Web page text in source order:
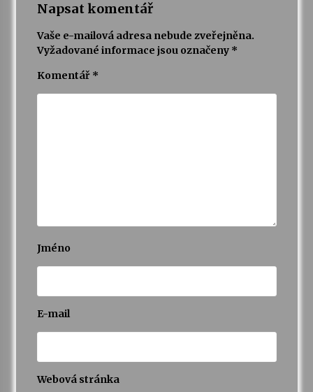
Napsat komentář
Vaše e-mailová adresa nebude zveřejněna.
Vyžadované informace jsou označeny *
Komentář *
Jméno
E-mail
Webová stránka